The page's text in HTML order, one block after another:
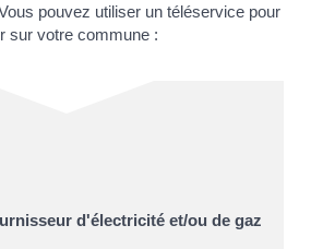
pouvez utiliser un téléservice pour
sur votre commune :
d'électricité et/ou de gaz